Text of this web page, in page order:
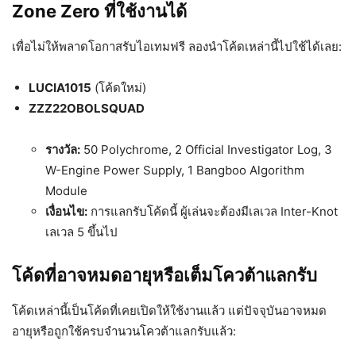
Zone Zero ที่ใช้งานได้
เพื่อไม่ให้พลาดโอกาสรับไอเทมฟรี ลองนำโค้ดเหล่านี้ไปใช้ได้เลย:
LUCIA1015 (โค้ดใหม่)
ZZZ22OBOLSQUAD
รางวัล: 50 Polychrome, 2 Official Investigator Log, 3
W-Engine Power Supply, 1 Bangboo Algorithm
Module
เงื่อนไข: การแลกรับโค้ดนี้ ผู้เล่นจะต้องมีเลเวล Inter-Knot
เลเวล 5 ขึ้นไป
โค้ดที่อาจหมดอายุหรือเต็มโควต้าแลกรับ
โค้ดเหล่านี้เป็นโค้ดที่เคยเปิดให้ใช้งานแล้ว แต่ปัจจุบันอาจหมด
อายุหรือถูกใช้ครบจำนวนโควต้าแลกรับแล้ว: